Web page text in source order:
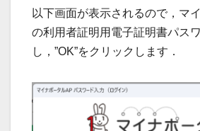
以下画面が表示されるので，マ
の利用者証明用電子証明書パス
し，”OK”をクリックします．